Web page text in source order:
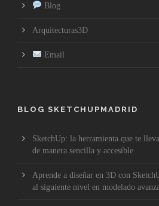
Blog
Arquitecturas3D
Email
BLOG SKETCHUPMADRID
SketchUp: la herramienta que te
de manera sencilla y accesible
Aprende a diseñar en 3D con
al siguiente nivel en modelado